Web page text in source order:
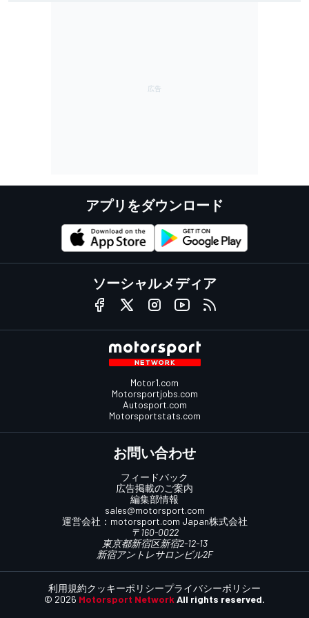
アプリをダウンロード
ソーシャルメディア
Motor1.com
Motorsportjobs.com
Autosport.com
Motorsportstats.com
お問い合わせ
フィードバック
広告掲載のご案内
編集部情報
sales@motorsport.com
運営会社： motorsport.com Japan株式会社
〒160-0022
東京都新宿区新宿2-12-13
新宿アントレサロンビル2F
© 2026 Motorsport Network All rights reserved.
利用規約クッキーポリシープライバシーポリシー